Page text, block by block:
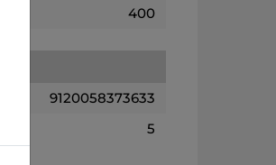
400
9120058373633
5